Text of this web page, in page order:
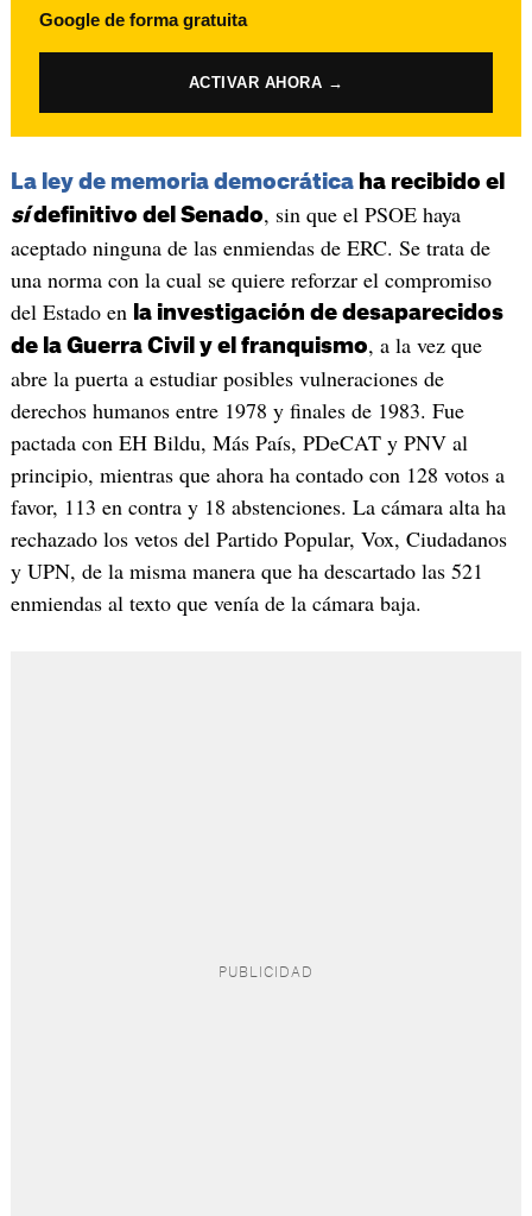
Google de forma gratuita
ACTIVAR AHORA →
La ley de memoria democráticaha recibido el
sídefinitivo del Senado, sin que el PSOE haya
aceptado ninguna de las enmiendas de ERC. Se trata de
una norma con la cual se quiere reforzar el compromiso
del Estado en la investigación de desaparecidos
de la Guerra Civil y el franquismo, a la vez que
abre la puerta a estudiar posibles vulneraciones de
derechos humanos entre 1978 y finales de 1983. Fue
pactada con EH Bildu, Más País, PDeCAT y PNV al
principio, mientras que ahora ha contado con 128 votos a
favor, 113 en contra y 18 abstenciones. La cámara alta ha
rechazado los vetos del Partido Popular, Vox, Ciudadanos
y UPN, de la misma manera que ha descartado las 521
enmiendas al texto que venía de la cámara baja.